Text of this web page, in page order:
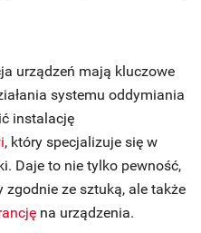
urządzeń mają kluczowe
systemu oddymiania
instalację
, który specjalizuje się w
Daje to nie tylko pewność,
zgodnie ze sztuką, ale także
na urządzenia.